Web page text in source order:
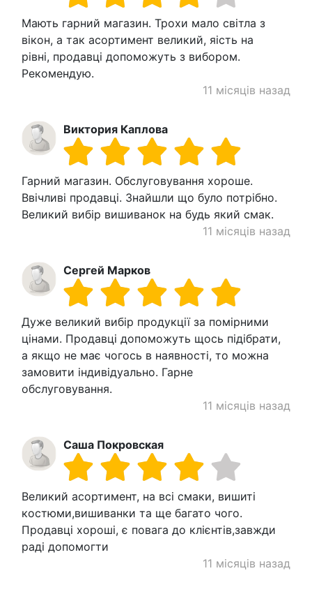
Мають гарний магазин. Трохи мало світла з
вікон, а так асортимент великий, яість на
рівні, продавці допоможуть з вибором.
Рекомендую.
11 місяців назад
Виктория Каплова
Гарний магазин. Обслуговування хороше.
Ввічливі продавці. Знайшли що було потрібно.
Великий вибір вишиванок на будь який смак.
11 місяців назад
Сергей Марков
Дуже великий вибір продукції за помірними
цінами. Продавці допоможуть щось підібрати,
а якщо не має чогось в наявності, то можна
замовити індивідуально. Гарне
обслуговування.
11 місяців назад
Саша Покровская
Великий асортимент, на всі смаки, вишиті
костюми,вишиванки та ще багато чого.
Продавці хороші, є повага до клієнтів,завжди
раді допомогти
11 місяців назад